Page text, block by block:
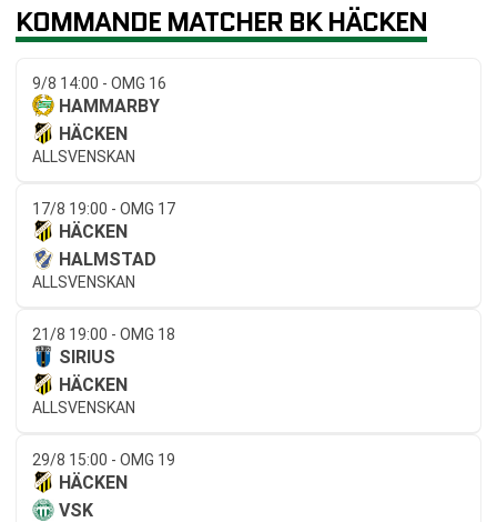
KOMMANDE MATCHER BK HÄCKEN
9/8 14:00 - OMG 16
HAMMARBY
HÄCKEN
ALLSVENSKAN
17/8 19:00 - OMG 17
HÄCKEN
HALMSTAD
ALLSVENSKAN
21/8 19:00 - OMG 18
SIRIUS
HÄCKEN
ALLSVENSKAN
29/8 15:00 - OMG 19
HÄCKEN
VSK